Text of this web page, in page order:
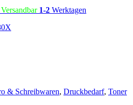
1-2 Werktagen
& Schreibwaren, Druckbedarf, Toner